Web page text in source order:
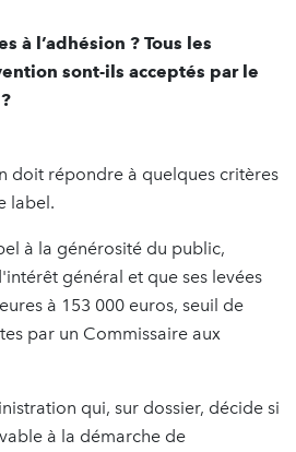
à l’adhésion ? Tous les
sont-ils acceptés par le
doit répondre à quelques critères
label.
à la générosité du public,
général et que ses levées
à 153 000 euros, seuil de
par un Commissaire aux
qui, sur dossier, décide si
à la démarche de